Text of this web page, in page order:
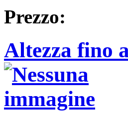
Prezzo:
Altezza fino